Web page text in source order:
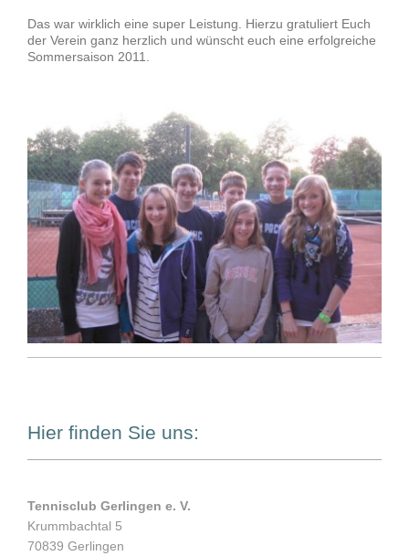
Das war wirklich eine super Leistung. Hierzu gratuliert Euch
der Verein ganz herzlich und wünscht euch eine erfolgreiche
Sommersaison 2011.
Hier finden Sie uns:
Tennisclub Gerlingen e. V.
Krummbachtal 5
70839 Gerlingen